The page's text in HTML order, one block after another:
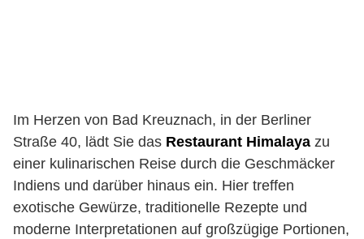
Im Herzen von Bad Kreuznach, in der Berliner
Straße 40, lädt Sie das Restaurant Himalaya zu
einer kulinarischen Reise durch die Geschmäcker
Indiens und darüber hinaus ein. Hier treffen
exotische Gewürze, traditionelle Rezepte und
moderne Interpretationen auf großzügige Portionen,